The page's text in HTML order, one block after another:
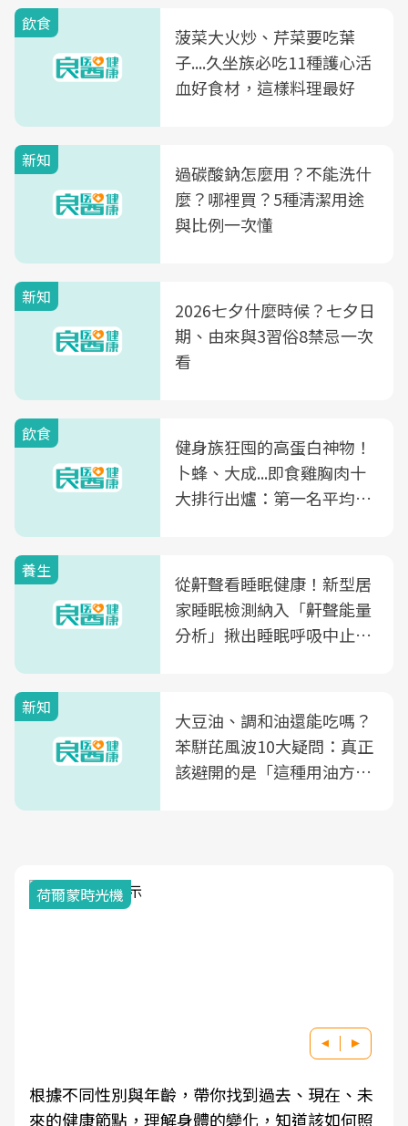
飲食
菠菜大火炒、芹菜要吃葉
子....久坐族必吃11種護心活
血好食材，這樣料理最好
新知
過碳酸鈉怎麼用？不能洗什
麼？哪裡買？5種清潔用途
與比例一次懂
新知
2026七夕什麼時候？七夕日
期、由來與3習俗8禁忌一次
看
飲食
健身族狂囤的高蛋白神物！
卜蜂、大成...即食雞胸肉十
大排行出爐：第一名平均一
養生
從鼾聲看睡眠健康！新型居
家睡眠檢測納入「鼾聲能量
分析」揪出睡眠呼吸中止症
新知
大豆油、調和油還能吃嗎？
苯駢芘風波10大疑問：真正
該避開的是「這種用油方
荷爾蒙時光機
根據不同性別與年齡，帶你找到過去、現在、未
來的健康節點，理解身體的變化，知道該如何照